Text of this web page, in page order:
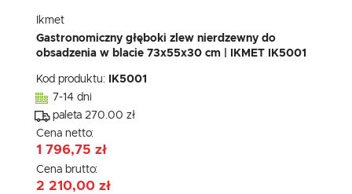
Ikmet
Gastronomiczny głęboki zlew nierdzewny do
obsadzenia w blacie 73x55x30 cm | IKMET IK5001
Kod produktu:
IK5001
7-14 dni
paleta 270.00 zł
Cena netto:
1 796,75 zł
Cena brutto:
2 210,00 zł